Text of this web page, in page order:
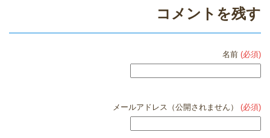
コメントを残す
名前 (必須)
メールアドレス（公開されません） (必須)